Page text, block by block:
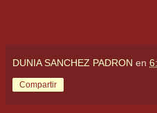
DUNIA SANCHEZ PADRON en
Compartir